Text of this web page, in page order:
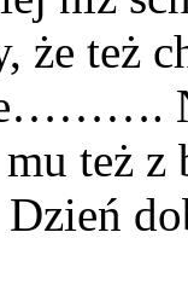
że też
mu też